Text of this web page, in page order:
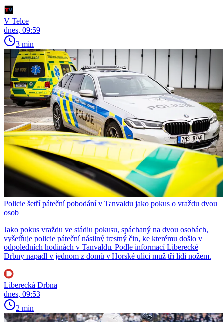
V Telce
dnes, 09:59
3 min
Policie šetří páteční pobodání v Tanvaldu jako pokus o vraždu dvou
osob
Jako pokus vraždu ve stádiu pokusu, spáchaný na dvou osobách,
vyšetřuje policie páteční násilný trestný čin, ke kterému došlo v
odpoledních hodinách v Tanvaldu. Podle informací Liberecké
Drbny napadl v jednom z domů v Horské ulici muž tři lidi nožem.
Liberecká Drbna
dnes, 09:53
2 min